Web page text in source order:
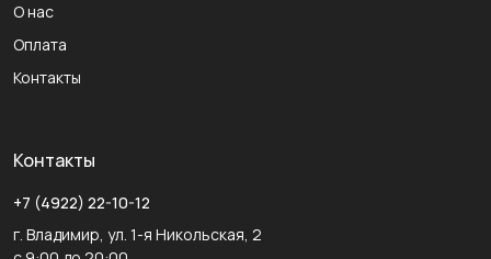
О нас
Оплата
Контакты
Контакты
+7 (4922) 22-10-12
г. Владимир, ул. 1-я Никольская, 2